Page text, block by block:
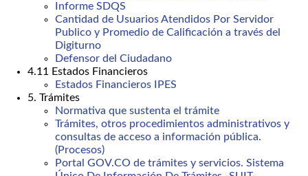
Informe SDQS
Cantidad de Usuarios Atendidos Por Servidor
Publico y Promedio de Calificación a través del
Digiturno
Defensor del Ciudadano
4.11 Estados Financieros
Estados Financieros IPES
5. Trámites
Normativa que sustenta el trámite
Trámites, otros procedimientos administrativos y
consultas de acceso a información pública.
(Procesos)
Portal GOV.CO de trámites y servicios. Sistema